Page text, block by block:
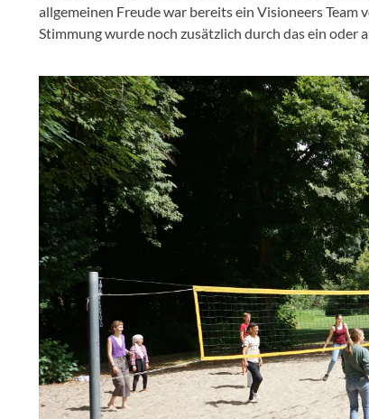
allgemeinen Freude war bereits ein Visioneers
Stimmung wurde noch zusätzlich durch das ein